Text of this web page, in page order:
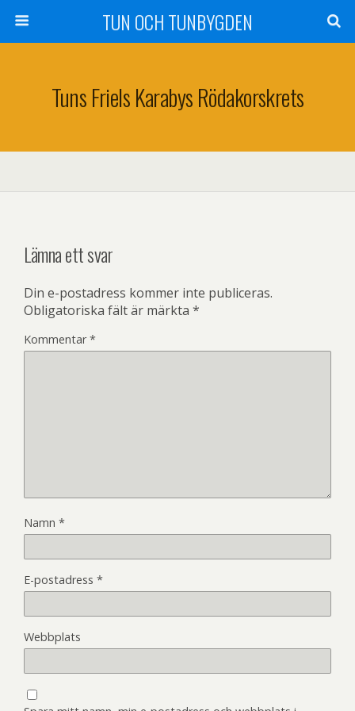
TUN OCH TUNBYGDEN
Tuns Friels Karabys Rödakorskrets
Lämna ett svar
Din e-postadress kommer inte publiceras.
Obligatoriska fält är märkta *
Kommentar*
Namn *
E-postadress *
Webbplats